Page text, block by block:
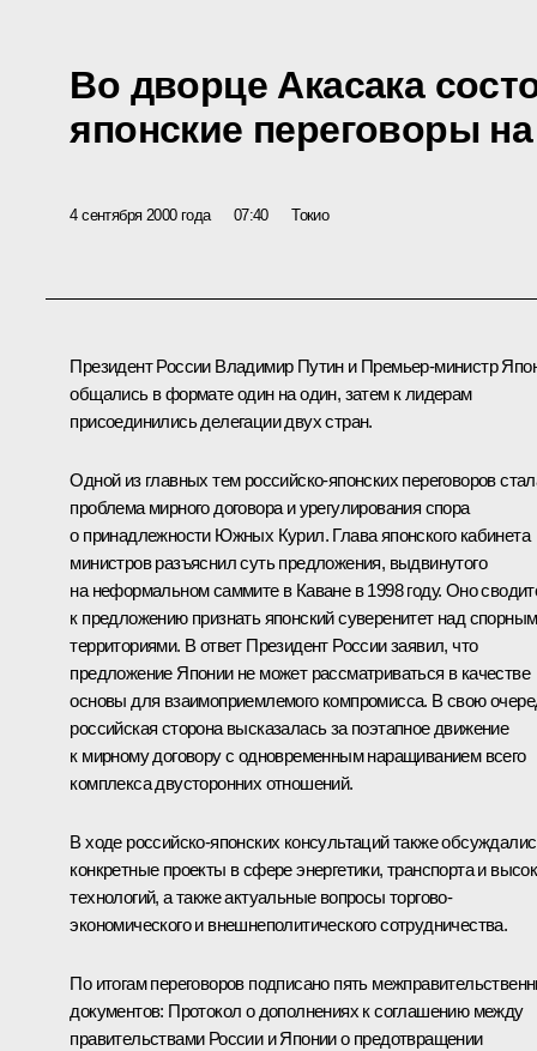
Во дворце Акасака
японские переговоры
4 сентября 2000 года 07:40 Токио
Президент России Владимир Путин и Премьер-министр
общались в формате один на один, затем к лидерам
присоединились делегации двух стран.
Одной из главных тем российско-японских переговоров
проблема мирного договора и урегулирования спора
о принадлежности Южных Курил. Глава японского кабинета
министров разъяснил суть предложения, выдвинутого
на неформальном саммите в Каване в 1998 году. Оно
к предложению признать японский суверенитет над
территориями. В ответ Президент России заявил, что
предложение Японии не может рассматриваться в качестве
основы для взаимоприемлемого компромисса. В свою
российская сторона высказалась за поэтапное движение
к мирному договору с одновременным наращиванием всего
комплекса двусторонних отношений.
В ходе российско-японских консультаций также
конкретные проекты в сфере энергетики, транспорта и
технологий, а также актуальные вопросы торгово-
экономического и внешнеполитического сотрудничества.
По итогам переговоров подписано пять
документов: Протокол о дополнениях к соглашению между
правительствами России и Японии о предотвращении